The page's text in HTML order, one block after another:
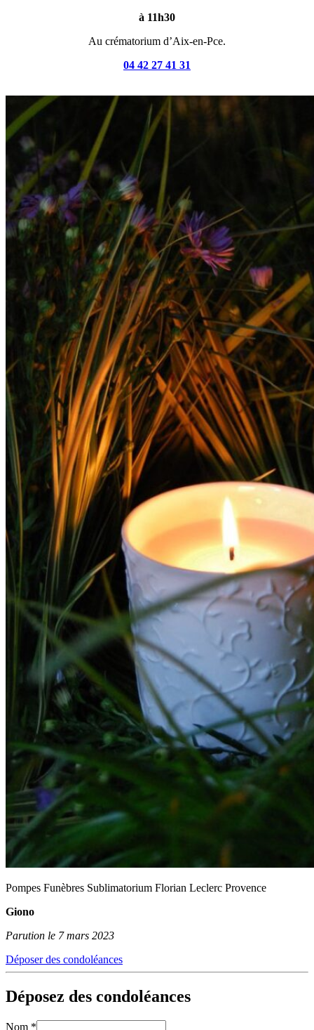
à 11h30
Au crématorium d’Aix-en-Pce.
04 42 27 41 31
Pompes Funèbres Sublimatorium Florian Leclerc Provence
Giono
Parution le 7 mars 2023
Déposer des condoléances
Déposez des condoléances
Nom *